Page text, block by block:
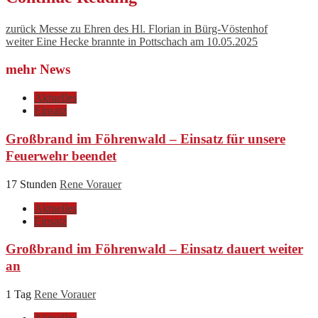
zurück Messe zu Ehren des Hl. Florian in Bürg-Vöstenhof
weiterEine Hecke brannte in Pottschach am 10.05.2025
mehr News
Aktuelles
Einsatz
Großbrand im Föhrenwald – Einsatz für unsere
Feuerwehr beendet
17 Stunden Rene Vorauer
Aktuelles
Einsatz
Großbrand im Föhrenwald – Einsatz dauert weiter
an
1 Tag Rene Vorauer